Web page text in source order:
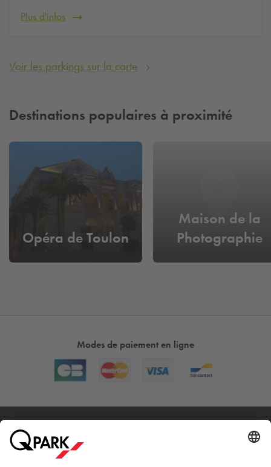
Plus d'infos
Voir les parkings sur la carte
Destinations populaires à proximité
Opéra de Toulon
Maison de la
Photographie
Modes de paiement en ligne